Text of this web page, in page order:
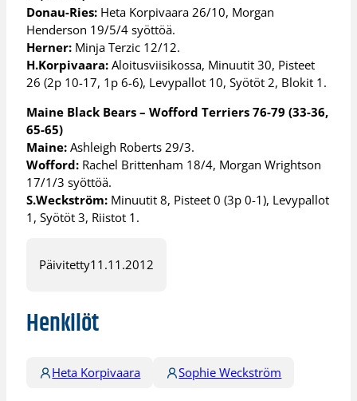
Donau-Ries: Heta Korpivaara 26/10, Morgan
Henderson 19/5/4 syöttöä.
Herner: Minja Terzic 12/12.
H.Korpivaara: Aloitusviisikossa, Minuutit 30, Pisteet
26 (2p 10-17, 1p 6-6), Levypallot 10, Syötöt 2, Blokit 1.
Maine Black Bears – Wofford Terriers 76-79 (33-36,
65-65)
Maine: Ashleigh Roberts 29/3.
Wofford: Rachel Brittenham 18/4, Morgan Wrightson
17/1/3 syöttöä.
S.Weckström: Minuutit 8, Pisteet 0 (3p 0-1), Levypallot
1, Syötöt 3, Riistot 1.
Päivitetty11.11.2012
Henkilöt
Heta Korpivaara Sophie Weckström